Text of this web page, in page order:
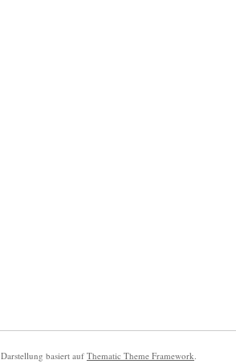
. Darstellung basiert auf Thematic Theme Framework